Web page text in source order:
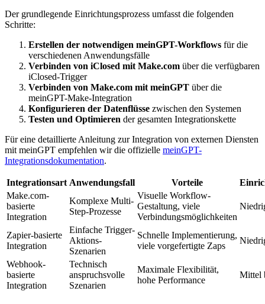
Der grundlegende Einrichtungsprozess umfasst die folgenden
Schritte:
Erstellen der notwendigen meinGPT-Workflows für die
verschiedenen Anwendungsfälle
Verbinden von iClosed mit Make.com über die verfügbaren
iClosed-Trigger
Verbinden von Make.com mit meinGPT über die
meinGPT-Make-Integration
Konfigurieren der Datenflüsse zwischen den Systemen
Testen und Optimieren der gesamten Integrationskette
Für eine detaillierte Anleitung zur Integration von externen Diensten
mit meinGPT empfehlen wir die offizielle meinGPT-
Integrationsdokumentation.
Integrationsart Anwendungsfall Vorteile
Make.com-
basierte
Integration
Komplexe Multi-
Step-Prozesse
Visuelle Workflow-
Gestaltung, viele
Verbindungsmöglichkeiten
Zapier-basierte
Integration
Einfache Trigger-
Aktions-
Szenarien
Schnelle Implementierung,
viele vorgefertigte Zaps
Webhook-
basierte
Integration
Technisch
anspruchsvolle
Szenarien
Maximale Flexibilität,
hohe Performance
Mittel